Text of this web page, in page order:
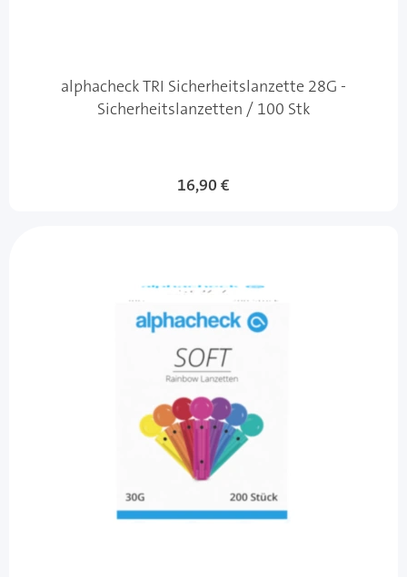
alphacheck TRI Sicherheitslanzette 28G -
Sicherheitslanzetten / 100 Stk
16,90 €